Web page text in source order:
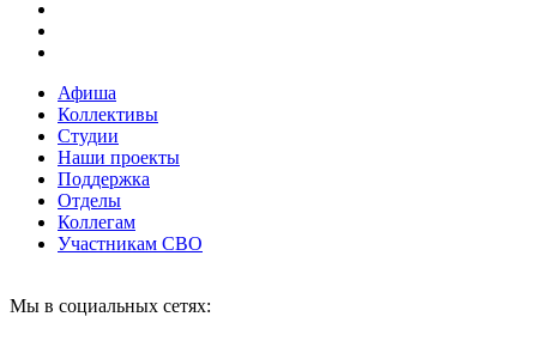
Афиша
Коллективы
Студии
Наши проекты
Поддержка
Отделы
Коллегам
Участникам СВО
Мы в социальных сетях: